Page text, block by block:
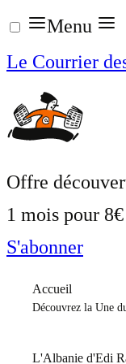
Aller
au
contenu
Menu
Le Courrier
Offre
1 mois pour 8€
S'abonner
Accueil
Découvrez la Une
L'Albanie d'Edi